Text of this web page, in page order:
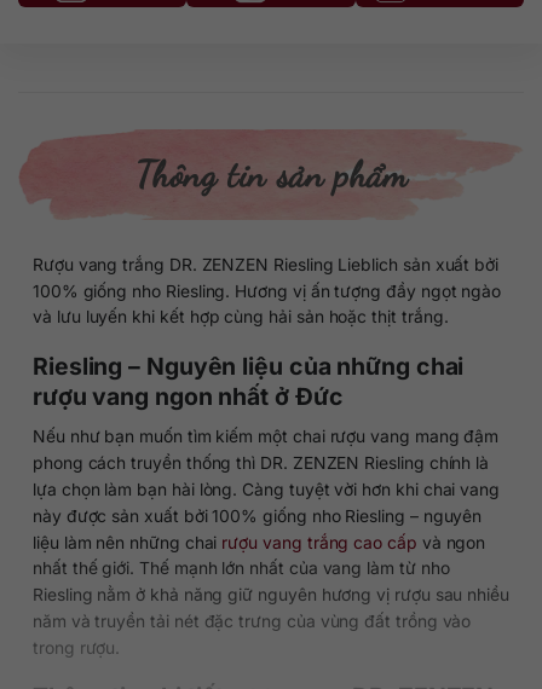
Thông tin sản phẩm
Rượu vang trắng DR. ZENZEN Riesling Lieblich sản xuất bởi
100% giống nho Riesling. Hương vị ấn tượng đầy ngọt ngào
và lưu luyến khi kết hợp cùng hải sản hoặc thịt trắng.
Riesling – Nguyên liệu của những chai
rượu vang ngon nhất ở Đức
Nếu như bạn muốn tìm kiếm một chai rượu vang mang đậm
phong cách truyền thống thì DR. ZENZEN Riesling chính là
lựa chọn làm bạn hài lòng. Càng tuyệt vời hơn khi chai vang
này được sản xuất bởi 100% giống nho Riesling – nguyên
liệu làm nên những chai rượu vang trắng cao cấp và ngon
nhất thế giới. Thế mạnh lớn nhất của vang làm từ nho
Riesling nằm ở khả năng giữ nguyên hương vị rượu sau nhiều
năm và truyền tải nét đặc trưng của vùng đất trồng vào
trong rượu.